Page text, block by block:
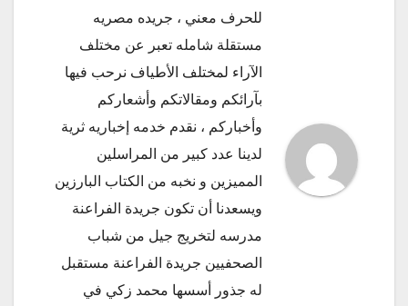
للحرف معني ، جريده مصريه
مستقلة شامله تعبر عن مختلف
الآراء لمختلف الأطياف نرحب فيها
بآرائكم ومقالاتكم وأشعاركم
وأخباركم ، نقدم خدمه إخباريه ثرية
لدينا عدد كبير من المراسلين
المميزين و نخبه من الكتاب البارزين
ويسعدنا أن تكون جريدة الفراعنة
مدرسه لتخريج جيل من شباب
الصحفيين جريدة الفراعنة مستقبل
له جذور أسسها محمد زكي في